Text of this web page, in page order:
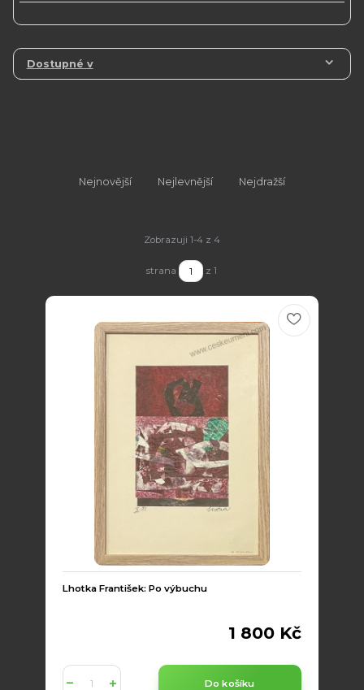
Dostupné v
Nejnovější Nejlevnější Nejdražší
Zobrazuji 1-4 z 4
strana z 1
Lhotka František: Po výbuchu
1 800 Kč
Do košíku